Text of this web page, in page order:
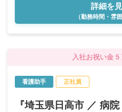
詳細を
（勤務時間・雰
入社お祝い金 5
看護助手 正社員
『埼玉県日高市 ／ 病